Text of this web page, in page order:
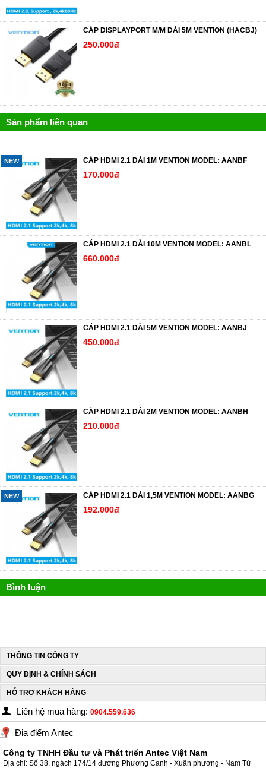
CÁP DISPLAYPORT M/M DÀI 5M VENTION (HACBJ)
250.000đ
Sản phẩm liên quan
NEW CÁP HDMI 2.1 DÀI 1M VENTION MODEL: AANBF
170.000đ
CÁP HDMI 2.1 DÀI 10M VENTION MODEL: AANBL
660.000đ
CÁP HDMI 2.1 DÀI 5M VENTION MODEL: AANBJ
450.000đ
CÁP HDMI 2.1 DÀI 2M VENTION MODEL: AANBH
210.000đ
NEW CÁP HDMI 2.1 DÀI 1,5M VENTION MODEL: AANBG
192.000đ
Bình luận
THÔNG TIN CÔNG TY
QUY ĐỊNH & CHÍNH SÁCH
HỖ TRỢ KHÁCH HÀNG
Liên hệ mua hàng: 0904.559.636
Địa điểm Antec
Công ty TNHH Đầu tư và Phát triển Antec Việt Nam
Địa chỉ: Số 38, ngách 174/14 đường Phương Canh - Xuân phương - Nam Từ